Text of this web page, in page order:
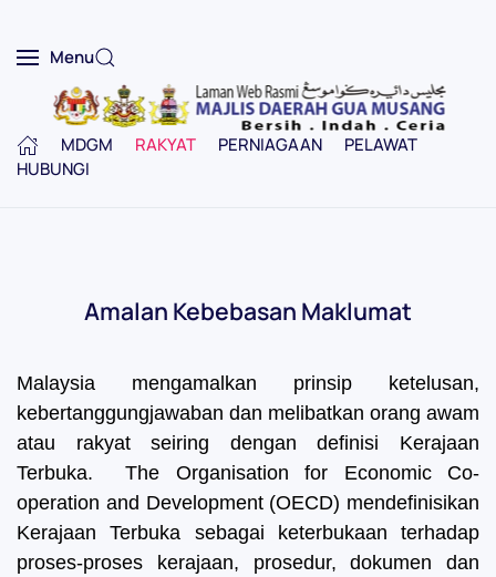
Menu
MDGM RAKYAT PERNIAGAAN
PELAWAT
HUBUNGI
Amalan Kebebasan Maklumat
Malaysia mengamalkan prinsip ketelusan,
kebertanggungjawaban dan melibatkan orang awam
atau rakyat seiring dengan definisi Kerajaan
Terbuka. The Organisation for Economic Co-
operation and Development (OECD) mendefinisikan
Kerajaan Terbuka sebagai keterbukaan terhadap
proses-proses kerajaan, prosedur, dokumen dan